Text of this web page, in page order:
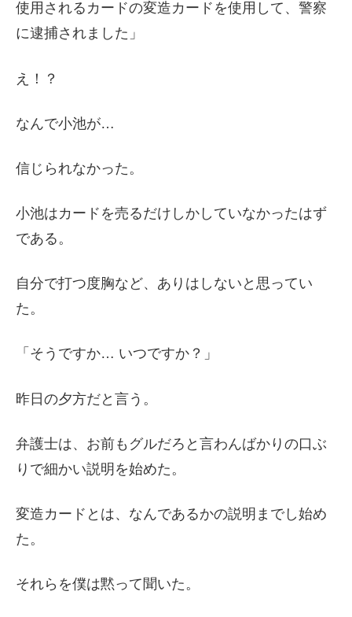
使用されるカードの変造カードを使用して、警察
に逮捕されました」
え！？
なんで小池が…
信じられなかった。
小池はカードを売るだけしかしていなかったはず
である。
自分で打つ度胸など、ありはしないと思ってい
た。
「そうですか… いつですか？」
昨日の夕方だと言う。
弁護士は、お前もグルだろと言わんばかりの口ぶ
りで細かい説明を始めた。
変造カードとは、なんであるかの説明までし始め
た。
それらを僕は黙って聞いた。